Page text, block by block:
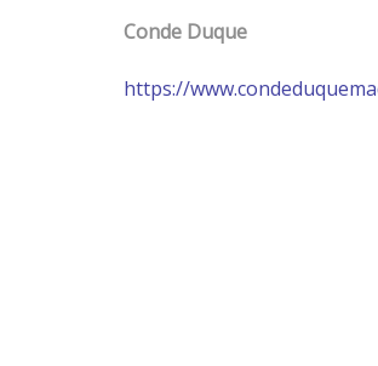
Conde Duque
https://